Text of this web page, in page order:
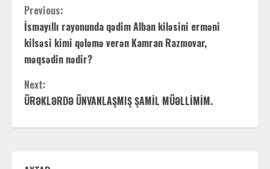
C
o
n
t
Previous:
İsmayıllı rayonunda qədim Alban kiləsini erməni
kilsəsi kimi qələmə verən Kamran Razmovar,
məqsədin nədir?
Next:
ÜRƏKLƏRDƏ ÜNVANLAŞMIŞ ŞAMİL MÜƏLLİMİM.